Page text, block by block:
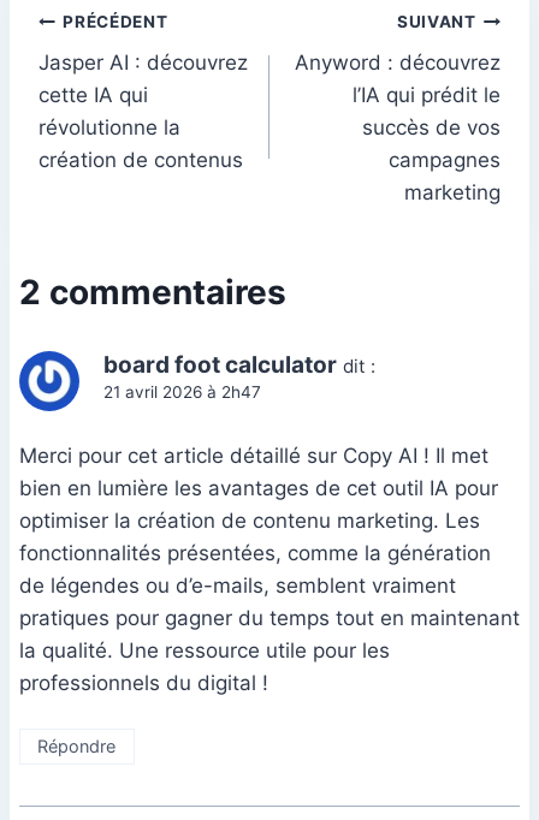
Navigation
de
l’article
PRÉCÉDENT
Jasper AI : découvrez
cette IA qui
révolutionne la
création de contenus
SUIVANT
Anyword : découvrez
l’IA qui prédit le
succès de vos
campagnes
marketing
2 commentaires
board foot calculator dit :
21 avril 2026 à 2h47
Merci pour cet article détaillé sur Copy AI ! Il met
bien en lumière les avantages de cet outil IA pour
optimiser la création de contenu marketing. Les
fonctionnalités présentées, comme la génération
de légendes ou d’e-mails, semblent vraiment
pratiques pour gagner du temps tout en maintenant
la qualité. Une ressource utile pour les
professionnels du digital !
Répondre